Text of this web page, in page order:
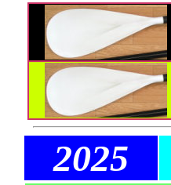
2025